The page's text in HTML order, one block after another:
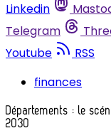
Linkedin
Telegram
Youtube
RSS
finances
Départements : le
2030